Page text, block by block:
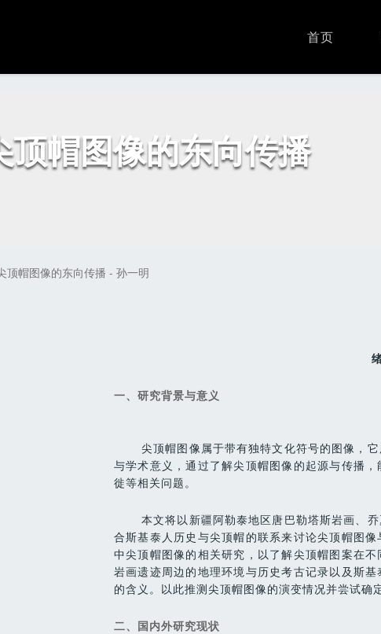
首页
帽图像的东向传播
顶帽图像的东向传播 - 孙一明
一、研究背景与意义
尖顶帽图像属于带有独特文化符号的图像，
与学术意义，通过了解尖顶帽图像的起源与传播
徙等相关问题。
本文将以新疆阿勒泰地区唐巴勒塔斯岩画、
合斯基泰人历史与尖顶帽的联系来讨论尖顶帽图
中尖顶帽图像的相关研究，以了解尖顶帽图案在
岩画遗迹周边的地理环境与历史考古记录以及斯
的含义。以此推测尖顶帽图像的演变情况并尝试确
二、国内外研究现状